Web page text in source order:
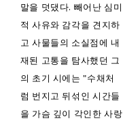
말을 덧댔다. 빼어난 심미
적 사유와 감각을 견지하
고 사물들의 소실점에 내
재된 고통을 탐사했던 그
의 초기 시에는 "수채처
럼 번지고 뒤섞인 시간들
을 가슴 깊이 각인한 사랑